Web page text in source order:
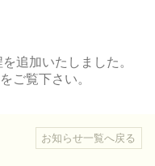
追加いたしました。
ご覧下さい。
お知らせ一覧へ戻る